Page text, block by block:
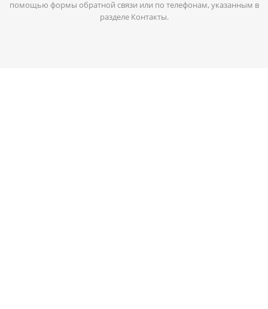
помощью формы обратной связи или по телефонам, указанным в
разделе Контакты.